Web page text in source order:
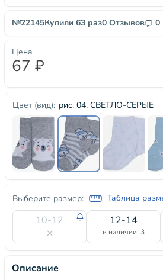
№22145Купили 63 раз0 Отзывов 0
Цвет (вид): рис. 04, СВЕТЛО-СЕРЫЕ
Выберите размер: Таблица
10-12 12-14
в наличии: 3
Цена
67 ₽
Описание